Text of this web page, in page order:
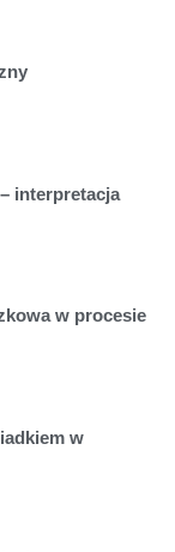
interpretacja
w procesie
w